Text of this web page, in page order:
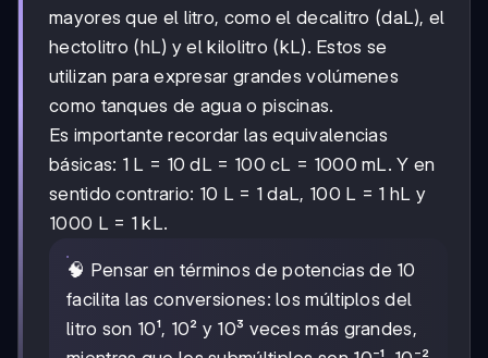
mayores que el litro, como el decalitro (daL), el
hectolitro (hL) y el kilolitro (kL). Estos se
utilizan para expresar grandes volúmenes
como tanques de agua o piscinas.
Es importante recordar las equivalencias
básicas: 1 L = 10 dL = 100 cL = 1000 mL. Y en
sentido contrario: 10 L = 1 daL, 100 L = 1 hL y
1000 L = 1 kL.
🧠 Pensar en términos de potencias de 10
facilita las conversiones: los múltiplos del
litro son 10¹, 10² y 10³ veces más grandes,